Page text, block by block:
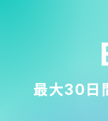
最大30日